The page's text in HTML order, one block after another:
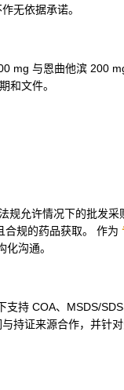
无依据承诺。
mg 与恩曲他滨 200
和文件。
允许情况下的批发
合规的药品获取。 作为
沟通。
持 COA、MSDS/
持证来源合作，并针